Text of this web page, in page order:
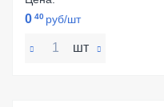
0 40 руб/шт
шт